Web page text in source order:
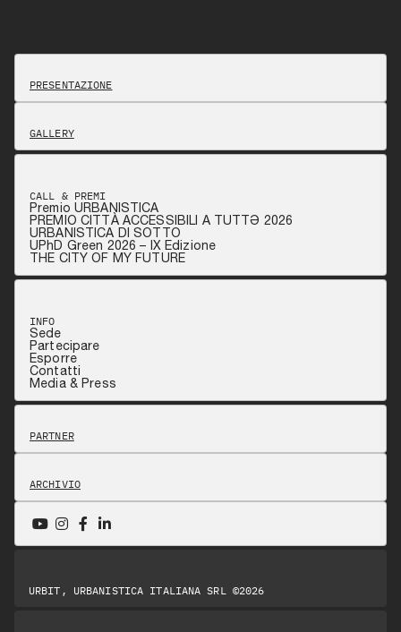
PRESENTAZIONE
GALLERY
CALL & PREMI
Premio URBANISTICA
PREMIO CITTÀ ACCESSIBILI A TUTTƏ 2026
URBANISTICA DI SOTTO
UPhD Green 2026 – IX Edizione
THE CITY OF MY FUTURE
INFO
Sede
Partecipare
Esporre
Contatti
Media & Press
PARTNER
ARCHIVIO
URBIT, URBANISTICA ITALIANA SRL ©2026